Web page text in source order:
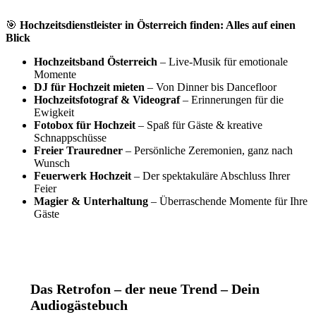
🎯 Hochzeitsdienstleister in Österreich finden: Alles auf einen
Blick
Hochzeitsband Österreich – Live-Musik für emotionale
Momente
DJ für Hochzeit mieten – Von Dinner bis Dancefloor
Hochzeitsfotograf & Videograf– Erinnerungen für die
Ewigkeit
Fotobox für Hochzeit – Spaß für Gäste & kreative
Schnappschüsse
Freier Trauredner – Persönliche Zeremonien, ganz nach
Wunsch
Feuerwerk Hochzeit – Der spektakuläre Abschluss Ihrer
Feier
Magier & Unterhaltung – Überraschende Momente für Ihre
Gäste
Das Retrofon – der neue Trend – Dein
Audiogästebuch